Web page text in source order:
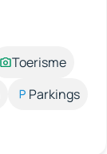
Toerisme
Parkings